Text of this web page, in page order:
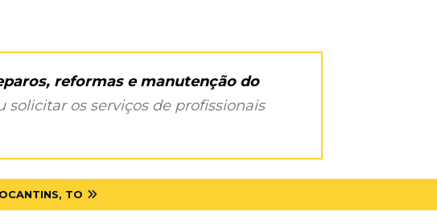
reformas e manutenção do
os serviços de profissionais
TO